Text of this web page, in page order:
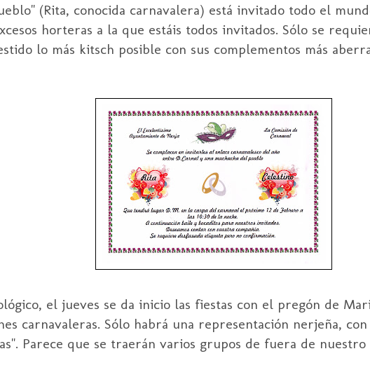
(Rita, conocida carnavalera) está invitado todo el
horteras a la que estáis todos invitados. Sólo se
lo más kitsch posible con sus complementos más
el jueves se da inicio las fiestas con el pregón de
carnavaleras. Sólo habrá una representación nerjeña,
Parece que se traerán varios grupos de fuera de